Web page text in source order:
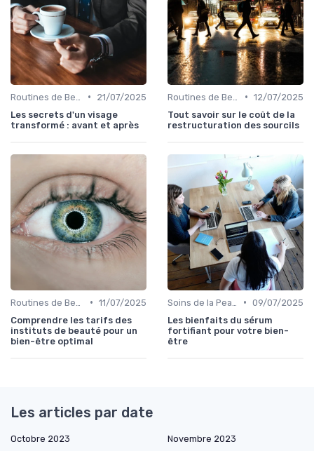
•
21/07/2025
Les secrets d'un visage
transformé : avant et après
• 12/07/2025
Tout savoir sur le coût de la
restructuration des sourcils
• 11/07/2025
Comprendre les tarifs des
instituts de beauté pour un
bien-être optimal
• 09/07/2025
Les bienfaits du sérum
fortifiant pour votre bien-
être
Les articles par date
Octobre 2023
Novembre 2023